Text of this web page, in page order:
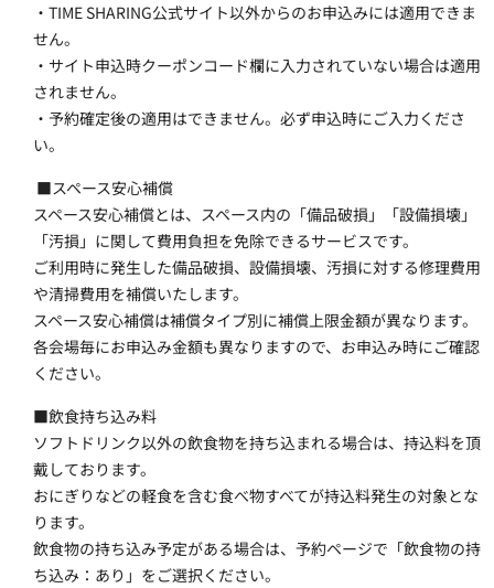
・TIME SHARING公式サイト以外からのお申込みには適用できま
せん。
・サイト申込時クーポンコード欄に入力されていない場合は適用
されません。
・予約確定後の適用はできません。必ず申込時にご入力くださ
い。
■スペース安心補償
スペース安心補償とは、スペース内の「備品破損」「設備損壊」
「汚損」に関して費用負担を免除できるサービスです。
ご利用時に発生した備品破損、設備損壊、汚損に対する修理費用
や清掃費用を補償いたします。
スペース安心補償は補償タイプ別に補償上限金額が異なります。
各会場毎にお申込み金額も異なりますので、お申込み時にご確認
ください。
■飲食持ち込み料
ソフトドリンク以外の飲食物を持ち込まれる場合は、持込料を頂
戴しております。
おにぎりなどの軽食を含む食べ物すべてが持込料発生の対象とな
ります。
飲食物の持ち込み予定がある場合は、予約ページで「飲食物の持
ち込み：あり」をご選択ください。